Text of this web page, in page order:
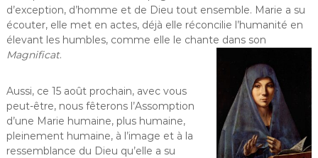
d’exception, d’homme et de Dieu tout ensemble. Marie a su
écouter, elle met en actes, déjà elle réconcilie l’humanité en
élevant les humbles, comme elle le chante dans son
Magnificat.
Aussi, ce 15 août prochain, avec vous
peut-être, nous fêterons l’Assomption
d’une Marie humaine, plus humaine,
pleinement humaine, à l’image et à la
ressemblance du Dieu qu’elle a su